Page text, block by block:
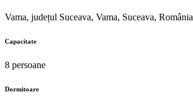
Vama, județul Suceava, Vama, Suceava, România
Capacitate
8 persoane
Dormitoare